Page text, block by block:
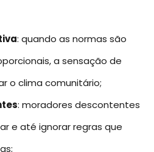
: quando as normas são
a sensação de
o clima comunitário;
: moradores descontentes
e até ignorar regras que